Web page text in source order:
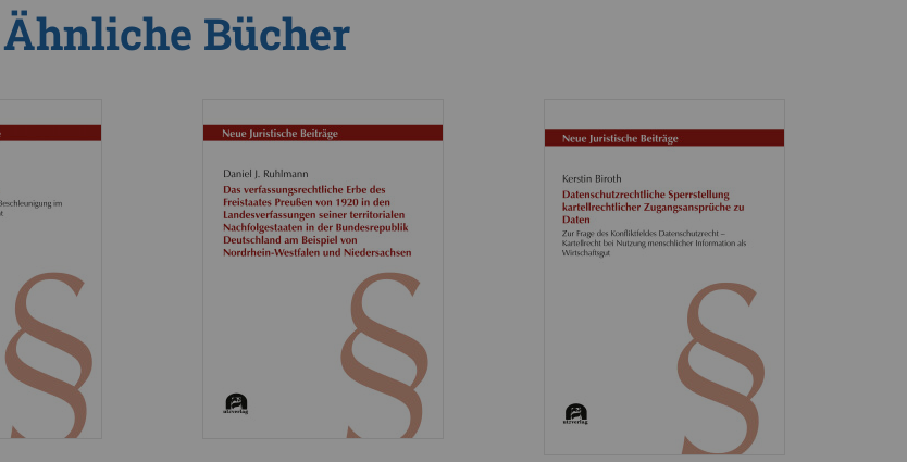
Ähnliche Bücher